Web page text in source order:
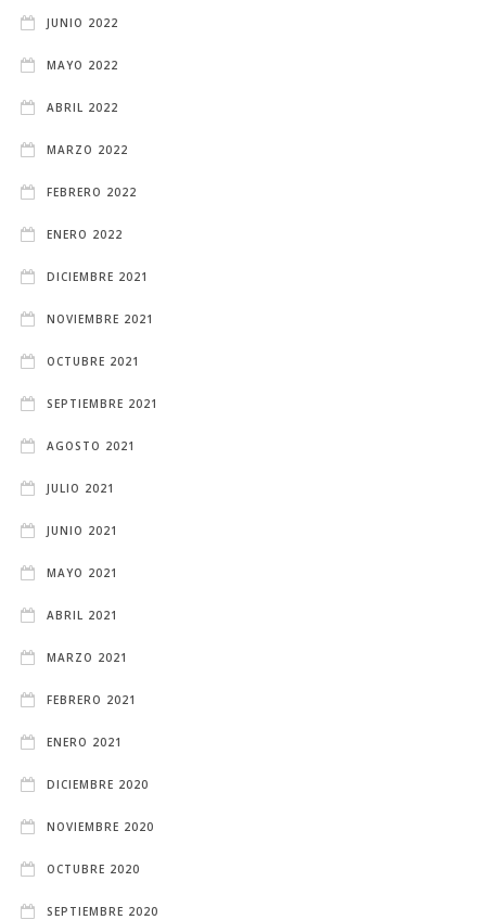
JUNIO 2022
MAYO 2022
ABRIL 2022
MARZO 2022
FEBRERO 2022
ENERO 2022
DICIEMBRE 2021
NOVIEMBRE 2021
OCTUBRE 2021
SEPTIEMBRE 2021
AGOSTO 2021
JULIO 2021
JUNIO 2021
MAYO 2021
ABRIL 2021
MARZO 2021
FEBRERO 2021
ENERO 2021
DICIEMBRE 2020
NOVIEMBRE 2020
OCTUBRE 2020
SEPTIEMBRE 2020